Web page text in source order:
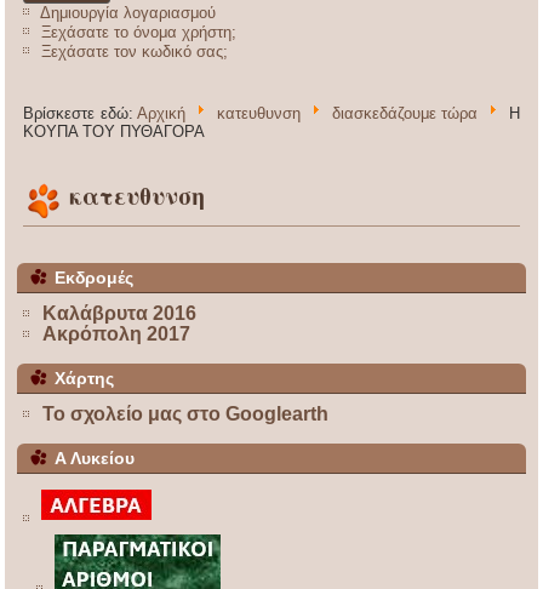
Δημιουργία λογαριασμού
Ξεχάσατε το όνομα χρήστη;
Ξεχάσατε τον κωδικό σας;
Βρίσκεστε εδώ:Αρχική κατευθυνση διασκεδάζουμε τώρα
Η
ΚΟΥΠΑ ΤΟΥ ΠΥΘΑΓΟΡΑ
κατευθυνση
Εκδρομές
Καλάβρυτα 2016
Ακρόπολη 2017
Χάρτης
Το σχολείο μας στο Googlearth
Α Λυκείου